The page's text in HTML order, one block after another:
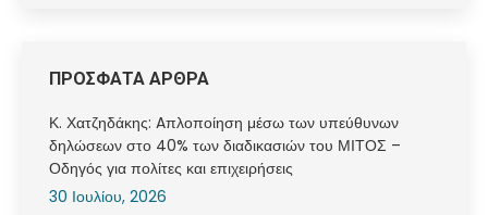
ΠΡΟΣΦΑΤΑ ΑΡΘΡΑ
Κ. Χατζηδάκης: Aπλοποίηση μέσω των υπεύθυνων
δηλώσεων στο 40% των διαδικασιών του ΜΙΤΟΣ –
Οδηγός για πολίτες και επιχειρήσεις
30 Ιουλίου, 2026